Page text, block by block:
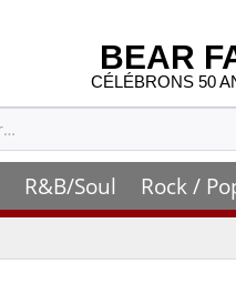
BEAR
CÉLÉBRONS 50
R&B/Soul Rock /